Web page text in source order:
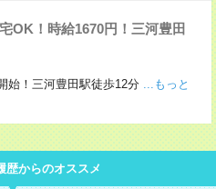
OK！時給1670円！三河豊田
始！三河豊田駅徒歩12分 ...もっと
歴からのオススメ